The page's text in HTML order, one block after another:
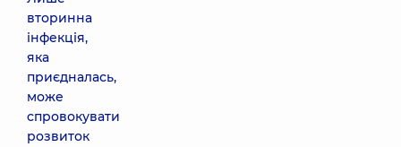
вторинна
інфекція,
яка
приєдналась,
може
спровокувати
розвиток